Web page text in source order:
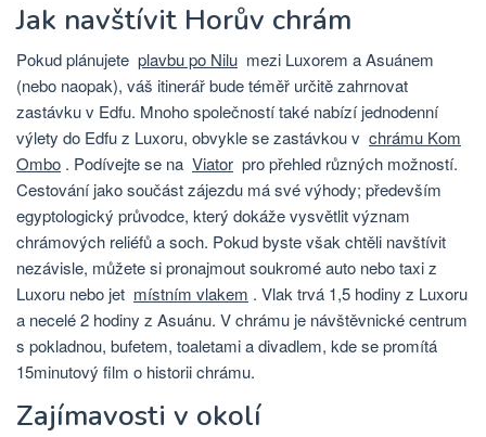
Jak navštívit Horův chrám
Pokud plánujete plavbu po Nilu mezi Luxorem a Asuánem
(nebo naopak), váš itinerář bude téměř určitě zahrnovat
zastávku v Edfu. Mnoho společností také nabízí jednodenní
výlety do Edfu z Luxoru, obvykle se zastávkou v chrámu Kom
Ombo . Podívejte se na Viator pro přehled různých možností.
Cestování jako součást zájezdu má své výhody; především
egyptologický průvodce, který dokáže vysvětlit význam
chrámových reliéfů a soch. Pokud byste však chtěli navštívit
nezávisle, můžete si pronajmout soukromé auto nebo taxi z
Luxoru nebo jet místním vlakem . Vlak trvá 1,5 hodiny z Luxoru
a necelé 2 hodiny z Asuánu. V chrámu je návštěvnické centrum
s pokladnou, bufetem, toaletami a divadlem, kde se promítá
15minutový film o historii chrámu.
Zajímavosti v okolí